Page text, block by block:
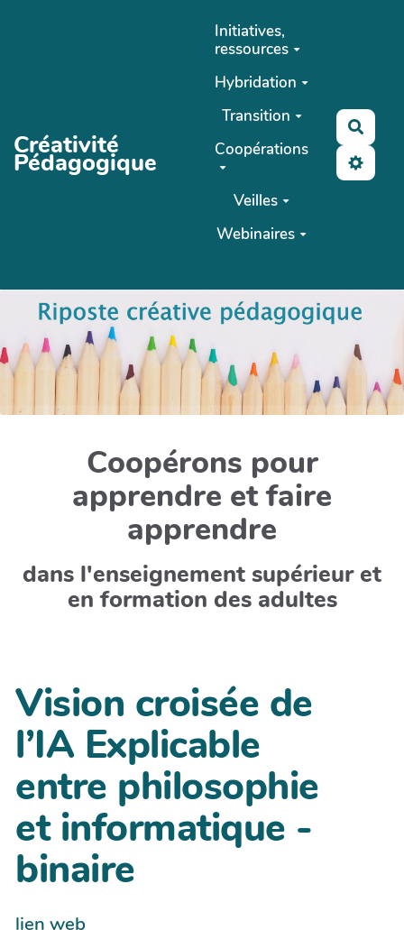
Créativité
Pédagogique
Initiatives,
ressources
Hybridation
Transition
Coopérations
Veilles
Webinaires
Coopérons pour
apprendre et faire
apprendre
dans l'enseignement supérieur et
en formation des adultes
Vision croisée de
l’IA Explicable
entre philosophie
et informatique -
binaire
lien web